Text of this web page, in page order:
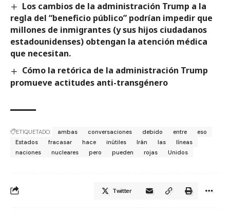
Los cambios de la administración Trump a la
regla del “beneficio público” podrían impedir que
millones de inmigrantes (y sus hijos ciudadanos
estadounidenses) obtengan la atención médica
que necesitan.
Cómo la retórica de la administración Trump
promueve actitudes anti-transgénero
ETIQUETADO: ambas conversaciones debido entre
eso
Estados
fracasar hace inútiles Irán las
líneas
naciones
nucleares pero pueden rojas Unidos
Twitter